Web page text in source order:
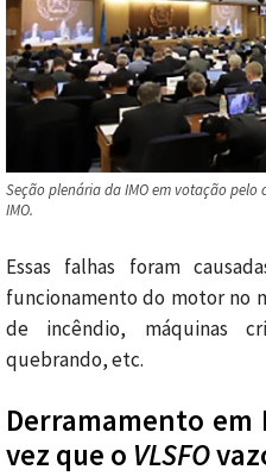
Seção plenária da IMO em votação pelo
IMO.
Essas falhas foram
funcionamento do motor no
de incêndio, máquinas
quebrando, etc.
Derramamento
vez que o VLSFO